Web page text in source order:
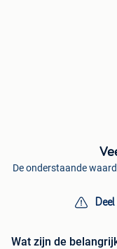
De onderstaande
Wat zijn de